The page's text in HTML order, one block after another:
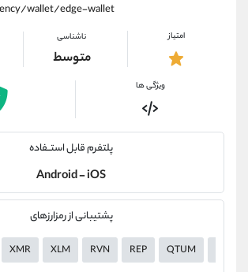
امتیاز ناشناسی
متوسط
ویژگی ها
پلتفرم قابل استــفاده
Android - iOS
پشتیبانی از رمزارزهای
XMR XLM RVN REP QTUM